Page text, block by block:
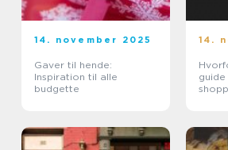
14. november 2025
Gaver til hende:
Inspiration til alle
budgette
14.
guide